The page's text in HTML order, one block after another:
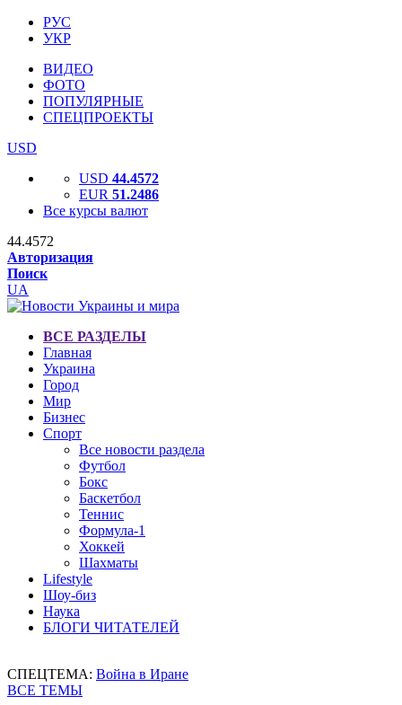
РУС
УКР
ВИДЕО
ФОТО
ПОПУЛЯРНЫЕ
СПЕЦПРОЕКТЫ
USD
USD 44.4572
EUR 51.2486
Все курсы валют
44.4572
Авторизация
Поиск
UA
ВСЕ РАЗДЕЛЫ
Главная
Украина
Город
Мир
Бизнес
Спорт
Все новости раздела
Футбол
Бокс
Баскетбол
Теннис
Формула-1
Хоккей
Шахматы
Lifestyle
Шоу-биз
Наука
БЛОГИ ЧИТАТЕЛЕЙ
СПЕЦТЕМА: Война в Иране
ВСЕ ТЕМЫ